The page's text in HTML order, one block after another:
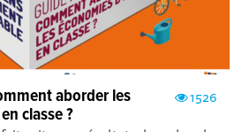
1526
aborder les
classe ?